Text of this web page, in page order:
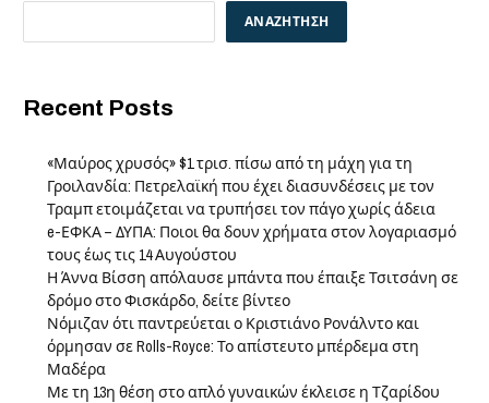
ΑΝΑΖΉΤΗΣΗ
Recent Posts
«Μαύρος χρυσός» $1 τρισ. πίσω από τη μάχη για τη
Γροιλανδία: Πετρελαϊκή που έχει διασυνδέσεις με τον
Τραμπ ετοιμάζεται να τρυπήσει τον πάγο χωρίς άδεια
e-ΕΦΚΑ – ΔΥΠΑ: Ποιοι θα δουν χρήματα στον λογαριασμό
τους έως τις 14 Αυγούστου
Η Άννα Βίσση απόλαυσε μπάντα που έπαιξε Τσιτσάνη σε
δρόμο στο Φισκάρδο, δείτε βίντεο
Νόμιζαν ότι παντρεύεται ο Κριστιάνο Ρονάλντο και
όρμησαν σε Rolls-Royce: Το απίστευτο μπέρδεμα στη
Μαδέρα
Με τη 13η θέση στο απλό γυναικών έκλεισε η Τζαρίδου